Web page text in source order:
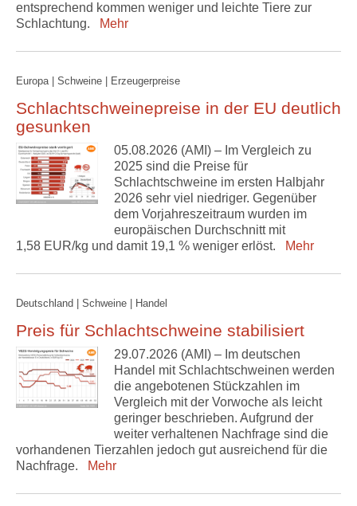
entsprechend kommen weniger und leichte Tiere zur
Schlachtung.
Mehr
Europa | Schweine | Erzeugerpreise
Schlachtschweinepreise in der EU deutlich
gesunken
05.08.2026 (AMI) – Im Vergleich zu
2025 sind die Preise für
Schlachtschweine im ersten Halbjahr
2026 sehr viel niedriger. Gegenüber
dem Vorjahreszeitraum wurden im
europäischen Durchschnitt mit
1,58 EUR/kg und damit 19,1 % weniger erlöst.
Mehr
Deutschland | Schweine | Handel
Preis für Schlachtschweine stabilisiert
29.07.2026 (AMI) – Im deutschen
Handel mit Schlachtschweinen werden
die angebotenen Stückzahlen im
Vergleich mit der Vorwoche als leicht
geringer beschrieben. Aufgrund der
weiter verhaltenen Nachfrage sind die
vorhandenen Tierzahlen jedoch gut ausreichend für die
Nachfrage.
Mehr